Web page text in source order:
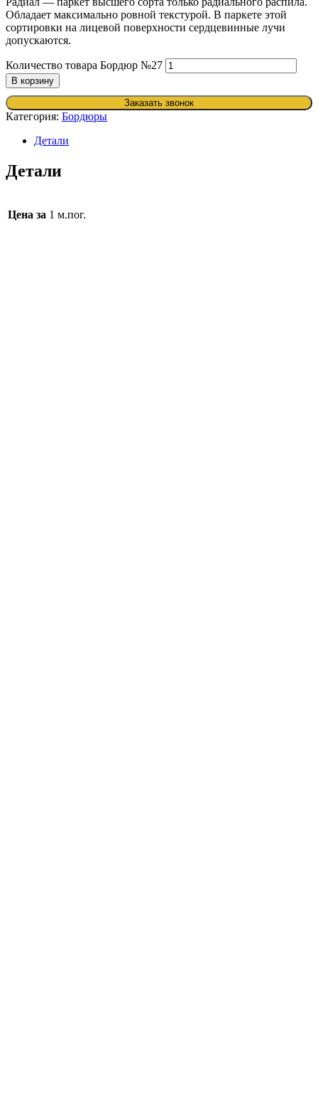
Обладает максимально ровной текстурой. В паркете этой
сортировки на лицевой поверхности сердцевинные лучи
допускаются.
Количество товара Бордюр №27
В корзину
Заказать звонок
Категория: Бордюры
Детали
Детали
Цена за 1 м.пог.